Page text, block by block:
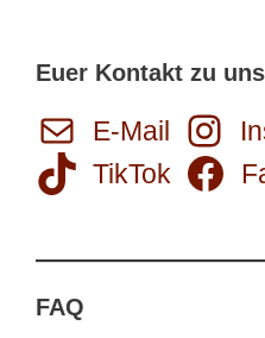
Euer Kontakt zu uns
E-Mail
TikTok
FAQ